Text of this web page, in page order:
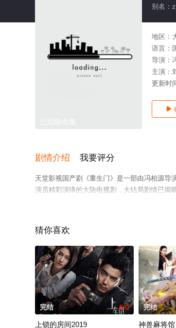
别名：
地区：
语言：
导演：
主演：
更新时

剧情介绍 我要评分
天堂影视国产剧《重生门》是一部由冯柏源
演员精彩演绎的大陆电视剧，大结局剧情已揭
猜你喜欢
完结 6.0
上锁的房间2019
完结
神兽麻将馆